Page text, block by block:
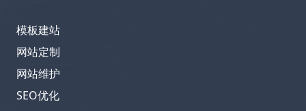
模板建站
网站定制
网站维护
SEO优化